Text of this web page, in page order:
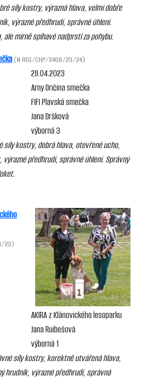
síly kostry, výrazná hlava, velmi dobře
výrazné předhrudí, správné úhlení.
ale mírně spíhavé nadprstí za pohybu.
(N REG/CHP/2408/23/24)
29.04.2023
Arny Oričina smečka
FIFI Plavská smečka
Jana Dršková
výborná 3
síly kostry, dobrá hlava, otevřené ucho,
výrazné předhrudí, správné úhlení. Správný
23)
AKIRA z Klánovického lesoparku
Jana Ruibešová
výborná 1
síly kostry, korektně utvářená hlava,
hrudník, výrazné předhrudí, správná